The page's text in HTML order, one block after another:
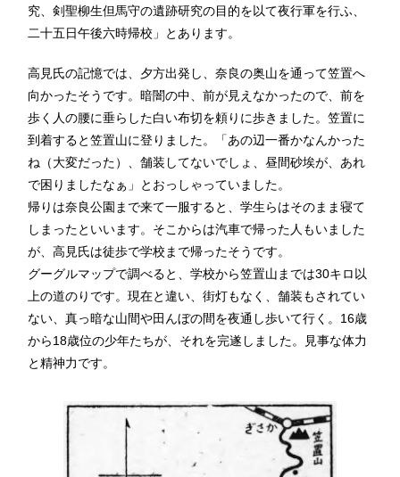
究、剣聖柳生但馬守の遺跡研究の目的を以て夜行軍を行ふ、
二十五日午後六時帰校」とあります。
高見氏の記憶では、夕方出発し、奈良の奥山を通って笠置へ
向かったそうです。暗闇の中、前が見えなかったので、前を
歩く人の腰に垂らした白い布切を頼りに歩きました。笠置に
到着すると笠置山に登りました。「あの辺一番かなんかった
ね（大変だった）、舗装してないでしょ、昼間砂埃が、あれ
で困りましたなぁ」とおっしゃっていました。
帰りは奈良公園まで来て一服すると、学生らはそのまま寝て
しまったといいます。そこからは汽車で帰った人もいました
が、高見氏は徒歩で学校まで帰ったそうです。
グーグルマップで調べると、学校から笠置山までは30キロ以
上の道のりです。現在と違い、街灯もなく、舗装もされてい
ない、真っ暗な山間や田んぼの間を夜通し歩いて行く。16歳
から18歳位の少年たちが、それを完遂しました。見事な体力
と精神力です。